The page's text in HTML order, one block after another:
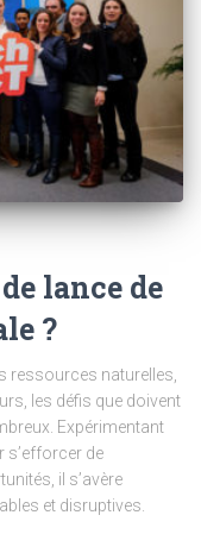
lance de
?
ressources naturelles,
les défis que doivent
Expérimentant
s’efforcer de
il s’avère
et disruptives.